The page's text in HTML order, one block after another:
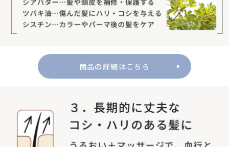
商品の詳細はこちら